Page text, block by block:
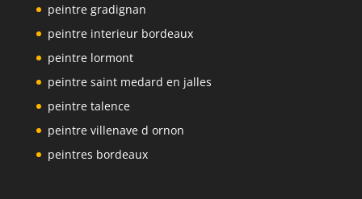
peintre gradignan
peintre interieur bordeaux
peintre lormont
peintre saint medard en jalles
peintre talence
peintre villenave d ornon
peintres bordeaux